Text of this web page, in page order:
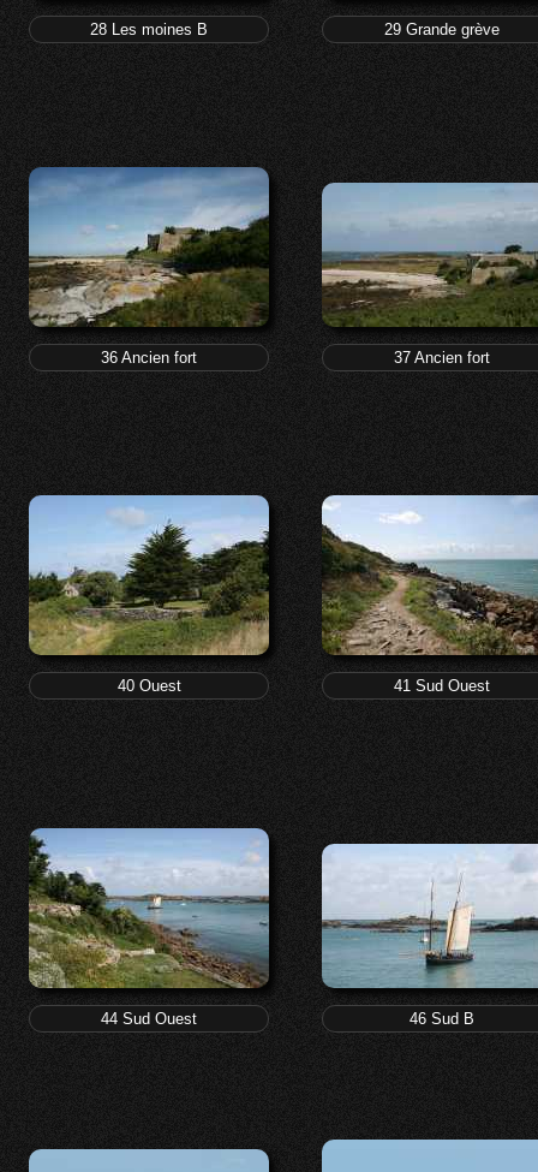
28 Les moines B 29 Grande grève
36 Ancien fort 37 Ancien fort
40 Ouest 41 Sud Ouest
44 Sud Ouest 46 Sud B